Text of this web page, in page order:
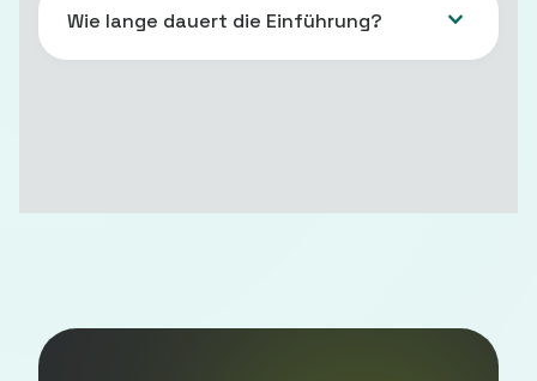
Wie lange dauert die Einführung?